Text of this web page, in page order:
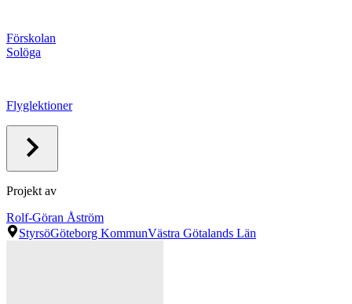
Förskolan
Solöga
Flyglektioner
Projekt av
Rolf-Göran Åström
StyrsöGöteborg KommunVästra Götalands Län